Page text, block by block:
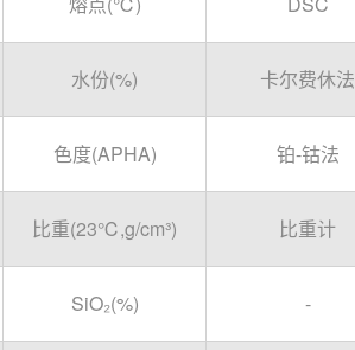
水份(%) 卡尔费休法
色度(APHA) 铂-钴法
比重(23℃,g/cm³) 比重计
SiO₂(%) -